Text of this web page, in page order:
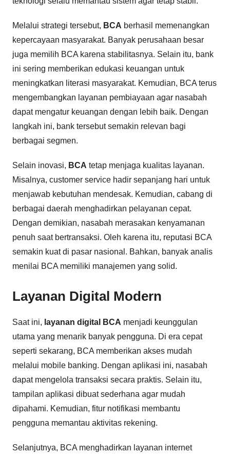
Melalui strategi tersebut, BCA berhasil memenangkan
kepercayaan masyarakat. Banyak perusahaan besar
juga memilih BCA karena stabilitasnya. Selain itu, bank
ini sering memberikan edukasi keuangan untuk
meningkatkan literasi masyarakat. Kemudian, BCA terus
mengembangkan layanan pembiayaan agar nasabah
dapat mengatur keuangan dengan lebih baik. Dengan
langkah ini, bank tersebut semakin relevan bagi
berbagai segmen.
Selain inovasi, BCA tetap menjaga kualitas layanan.
Misalnya, customer service hadir sepanjang hari untuk
menjawab kebutuhan mendesak. Kemudian, cabang di
berbagai daerah menghadirkan pelayanan cepat.
Dengan demikian, nasabah merasakan kenyamanan
penuh saat bertransaksi. Oleh karena itu, reputasi BCA
semakin kuat di pasar nasional. Bahkan, banyak analis
menilai BCA memiliki manajemen yang solid.
Layanan Digital Modern
Saat ini, layanan digital BCA menjadi keunggulan
utama yang menarik banyak pengguna. Di era cepat
seperti sekarang, BCA memberikan akses mudah
melalui mobile banking. Dengan aplikasi ini, nasabah
dapat mengelola transaksi secara praktis. Selain itu,
tampilan aplikasi dibuat sederhana agar mudah
dipahami. Kemudian, fitur notifikasi membantu
pengguna memantau aktivitas rekening.
Selanjutnya, BCA menghadirkan layanan internet